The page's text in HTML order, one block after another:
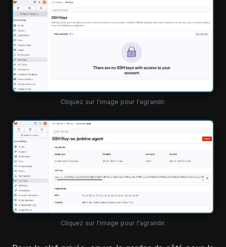
Cliquez sur l'image pour l'agrandir.
Cliquez sur l'image pour l'agrandir.